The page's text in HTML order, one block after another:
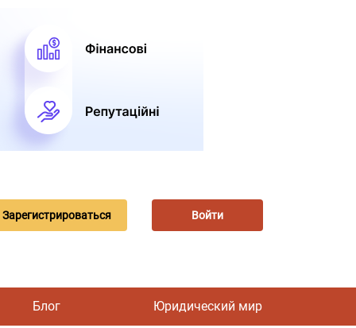
Зарегистрироваться Войти
Блог Юридический мир